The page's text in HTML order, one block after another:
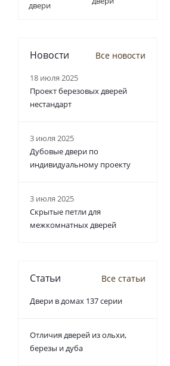
Новости Все новости
18 июля 2025
Проект березовых дверей
нестандарт
3 июля 2025
Дубовые двери по
индивидуальному проекту
3 июля 2025
Скрытые петли для
межкомнатных дверей
Статьи Все статьи
Двери в домах 137 серии
Отличия дверей из ольхи,
березы и дуба